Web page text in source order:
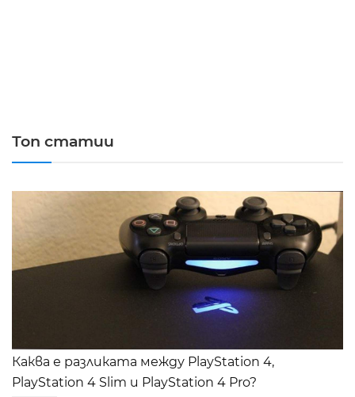
Топ статии
Каква е разликата между PlayStation 4,
PlayStation 4 Slim и PlayStation 4 Pro?